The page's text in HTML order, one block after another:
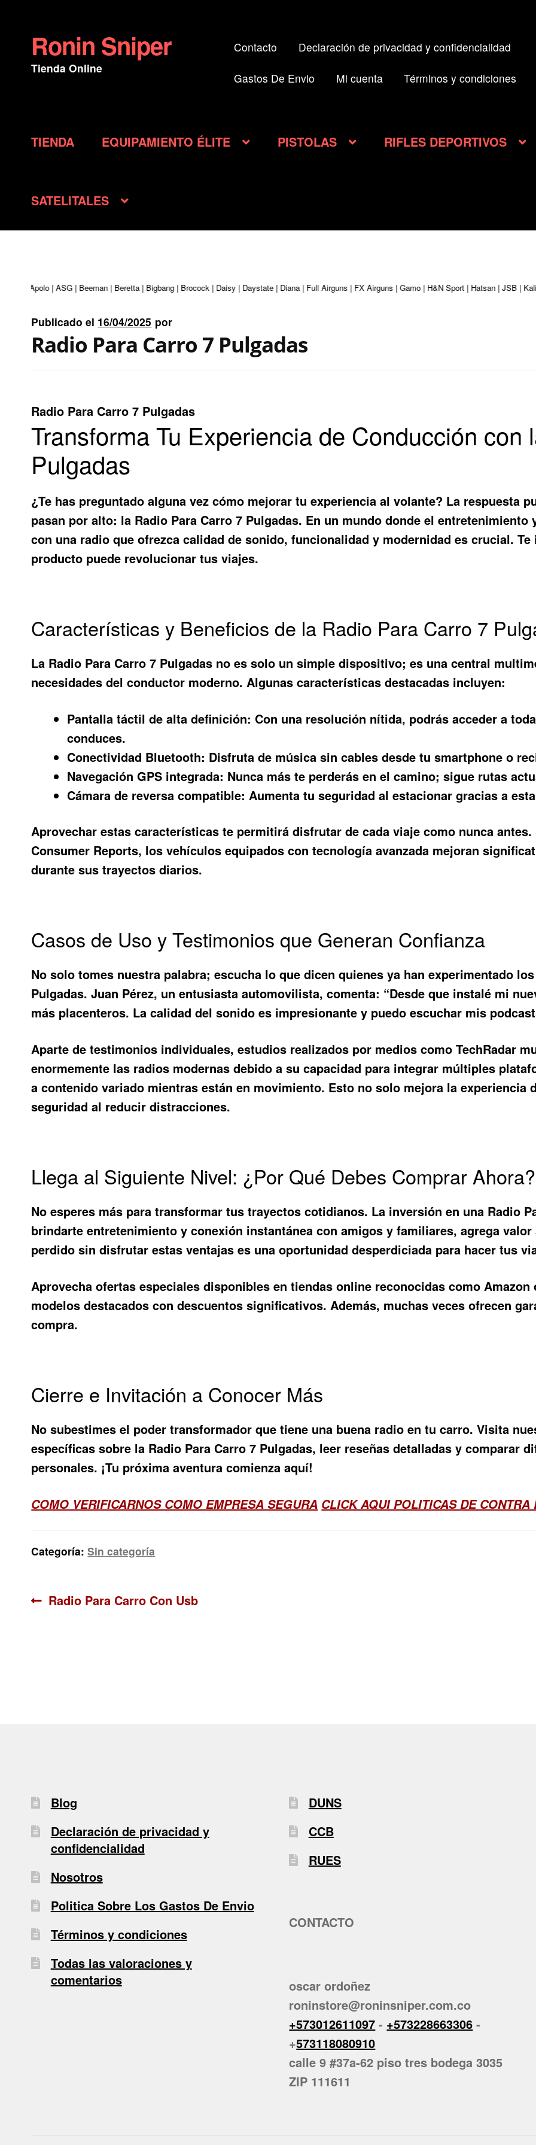
Ir
a
la
Ir
al
contenido
Ronin Sniper
Tienda Online
Contacto Declaración de privacidad y confidencialidad
Gastos De Envio Mi cuenta Términos y condiciones
TIENDA EQUIPAMIENTO ÉLITE PISTOLAS RIFLES DEPORTIVOS
SATELITALES
| Apolo | ASG | Beeman | Beretta | Bigbang | Brocock | Daisy | Daystate | Diana | Full Airguns | FX Airguns | Gamo | H&N Sport | Hatsan | JSB |
Publicado el 16/04/2025 por
Radio Para Carro 7 Pulgadas
Radio Para Carro 7 Pulgadas
Transforma Tu Experiencia de Conducción con
Pulgadas
¿Te has preguntado alguna vez cómo mejorar tu experiencia al volante? La respuesta
pasan por alto: la Radio Para Carro 7 Pulgadas. En un mundo donde el
con una radio que ofrezca calidad de sonido, funcionalidad y modernidad es crucial.
producto puede revolucionar tus viajes.
Características y Beneficios de la Radio Para Carro 7
La Radio Para Carro 7 Pulgadas no es solo un simple dispositivo; es una central
necesidades del conductor moderno. Algunas características destacadas incluyen:
Pantalla táctil de alta definición: Con una resolución nítida, podrás acceder a
conduces.
Conectividad Bluetooth: Disfruta de música sin cables desde tu smartphone o
Navegación GPS integrada: Nunca más te perderás en el camino; sigue rutas
Cámara de reversa compatible: Aumenta tu seguridad al estacionar gracias a
Aprovechar estas características te permitirá disfrutar de cada viaje como nunca
Consumer Reports, los vehículos equipados con tecnología avanzada mejoran
durante sus trayectos diarios.
Casos de Uso y Testimonios que Generan Confianza
No solo tomes nuestra palabra; escucha lo que dicen quienes ya han experimentado
Pulgadas. Juan Pérez, un entusiasta automovilista, comenta: “Desde que instalé mi
más placenteros. La calidad del sonido es impresionante y puedo escuchar mis
Aparte de testimonios individuales, estudios realizados por medios como TechRadar
enormemente las radios modernas debido a su capacidad para integrar múltiples
a contenido variado mientras están en movimiento. Esto no solo mejora la experiencia
seguridad al reducir distracciones.
Llega al Siguiente Nivel: ¿Por Qué Debes Comprar Ahora?
No esperes más para transformar tus trayectos cotidianos. La inversión en una Radio
brindarte entretenimiento y conexión instantánea con amigos y familiares, agrega
perdido sin disfrutar estas ventajas es una oportunidad desperdiciada para hacer tus
Aprovecha ofertas especiales disponibles en tiendas online reconocidas como
modelos destacados con descuentos significativos. Además, muchas veces ofrecen
compra.
Cierre e Invitación a Conocer Más
No subestimes el poder transformador que tiene una buena radio en tu carro. Visita
específicas sobre la Radio Para Carro 7 Pulgadas, leer reseñas detalladas y comparar
personales. ¡Tu próxima aventura comienza aquí!
COMO VERIFICARNOS COMO EMPRESA SEGURA CLICK AQUI POLITICAS DE CONTRA
Categoría:Sin categoría
Navegación
Anterior:
Radio Para Carro Con Usb
Blog
Declaración de privacidad y
confidencialidad
Nosotros
Politica Sobre Los Gastos De Envio
Términos y condiciones
Todas las valoraciones y
comentarios
DUNS
CCB
RUES
CONTACTO
oscar ordoñez
roninstore@roninsniper.com.co
+573012611097 - +573228663306 -
+573118080910
calle 9 #37a-62 piso tres bodega 3035
ZIP 111611